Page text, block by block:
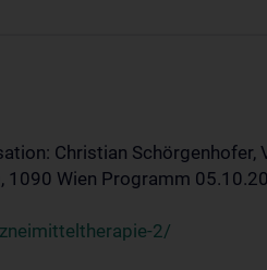
Christian Schörgenhofer,
1090 Wien Programm
2/